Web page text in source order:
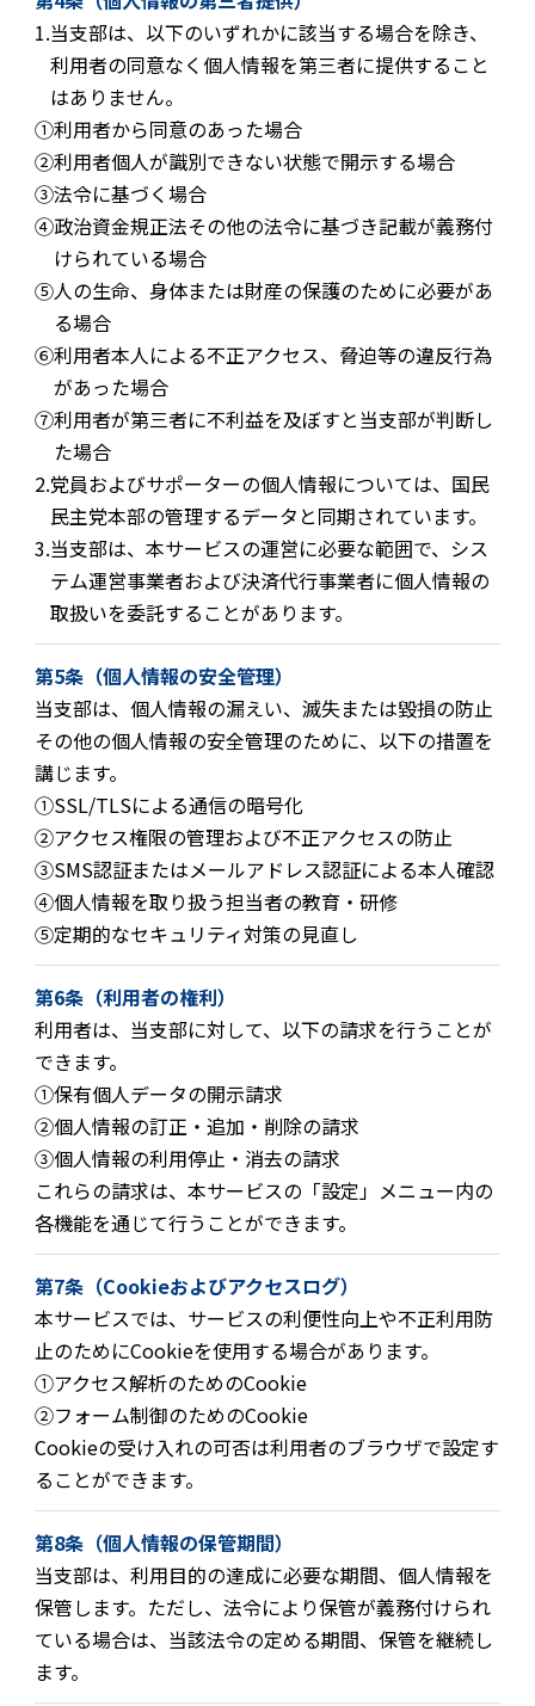
1.当支部は、以下のいずれかに該当する場合を除き、
利用者の同意なく個人情報を第三者に提供すること
はありません。
①利用者から同意のあった場合
②利用者個人が識別できない状態で開示する場合
③法令に基づく場合
④政治資金規正法その他の法令に基づき記載が義務付
けられている場合
⑤人の生命、身体または財産の保護のために必要があ
る場合
⑥利用者本人による不正アクセス、脅迫等の違反行為
があった場合
⑦利用者が第三者に不利益を及ぼすと当支部が判断し
た場合
2.党員およびサポーターの個人情報については、国民
民主党本部の管理するデータと同期されています。
3.当支部は、本サービスの運営に必要な範囲で、シス
テム運営事業者および決済代行事業者に個人情報の
取扱いを委託することがあります。
第5条（個人情報の安全管理）
当支部は、個人情報の漏えい、滅失または毀損の防止
その他の個人情報の安全管理のために、以下の措置を
講じます。
①SSL/TLSによる通信の暗号化
②アクセス権限の管理および不正アクセスの防止
③SMS認証またはメールアドレス認証による本人確認
④個人情報を取り扱う担当者の教育・研修
⑤定期的なセキュリティ対策の見直し
第6条（利用者の権利）
利用者は、当支部に対して、以下の請求を行うことが
できます。
①保有個人データの開示請求
②個人情報の訂正・追加・削除の請求
③個人情報の利用停止・消去の請求
これらの請求は、本サービスの「設定」メニュー内の
各機能を通じて行うことができます。
第7条（Cookieおよびアクセスログ）
本サービスでは、サービスの利便性向上や不正利用防
止のためにCookieを使用する場合があります。
①アクセス解析のためのCookie
②フォーム制御のためのCookie
Cookieの受け入れの可否は利用者のブラウザで設定す
ることができます。
第8条（個人情報の保管期間）
当支部は、利用目的の達成に必要な期間、個人情報を
保管します。ただし、法令により保管が義務付けられ
ている場合は、当該法令の定める期間、保管を継続し
ます。